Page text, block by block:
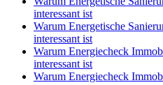
interessant ist
Warum Energetische
interessant ist
Warum Energiecheck
interessant ist
Warum Energiecheck